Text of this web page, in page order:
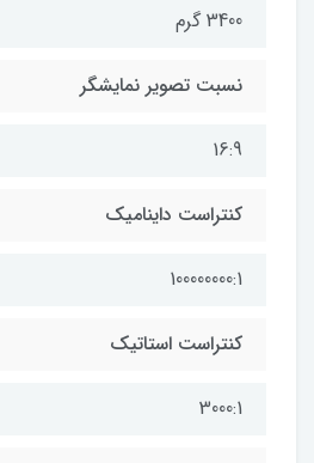
3400 گرم
نسبت تصویر نمایشگر
16:9
کنتراست داینامیک
100000000:1
کنتراست استاتیک
3000:1